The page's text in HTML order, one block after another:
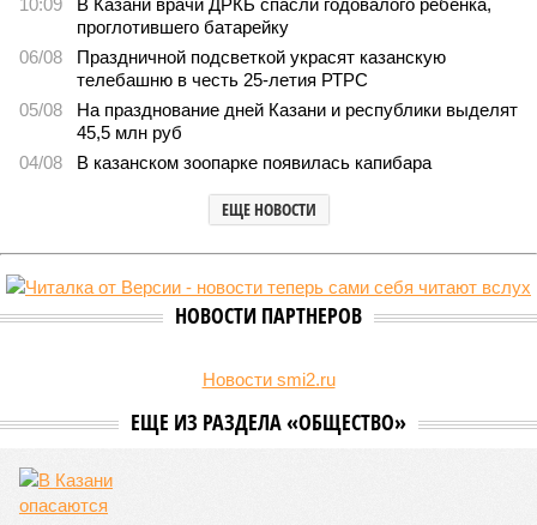
10:09
В Казани врачи ДРКБ спасли годовалого ребёнка,
проглотившего батарейку
06/08
Праздничной подсветкой украсят казанскую
телебашню в честь 25-летия РТРС
05/08
На празднование дней Казани и республики выделят
45,5 млн руб
04/08
В казанском зоопарке появилась капибара
ЕЩЕ НОВОСТИ
НОВОСТИ ПАРТНЕРОВ
Новости smi2.ru
ЕЩЕ ИЗ РАЗДЕЛА «ОБЩЕСТВО»